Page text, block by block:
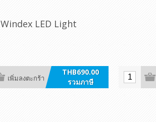
Windex LED Light
THB690.00
รวมภาษี
เพิ่มลงตะกร้า